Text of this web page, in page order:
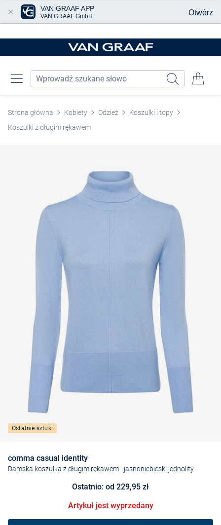
Strona główna Kobiety Odzież
Koszulki i topy
Koszulki z długim rękawem
Ostatnie sztuki
comma casual identity
Damska koszulka z długim rękawem- jasnoniebieski jednolity
Ostatnio: od 229,95 zł
Artykuł jest wyprzedany
VAN GRAAF APP
VAN GRAAF GmbH Otwórz